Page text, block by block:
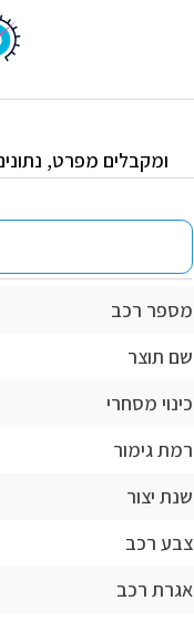
ומקבלים מפרט,
מספר רכב
שם תוצר
כינוי מסחרי
רמת גימור
שנת יצור
צבע רכב
אגרת רכב